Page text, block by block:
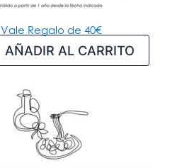
Vale Regalo de 40€
AÑADIR AL CARRITO